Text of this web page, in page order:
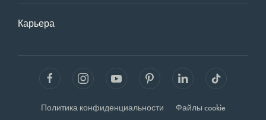
Карьера
Политика конфиденциальности Файлы cookie